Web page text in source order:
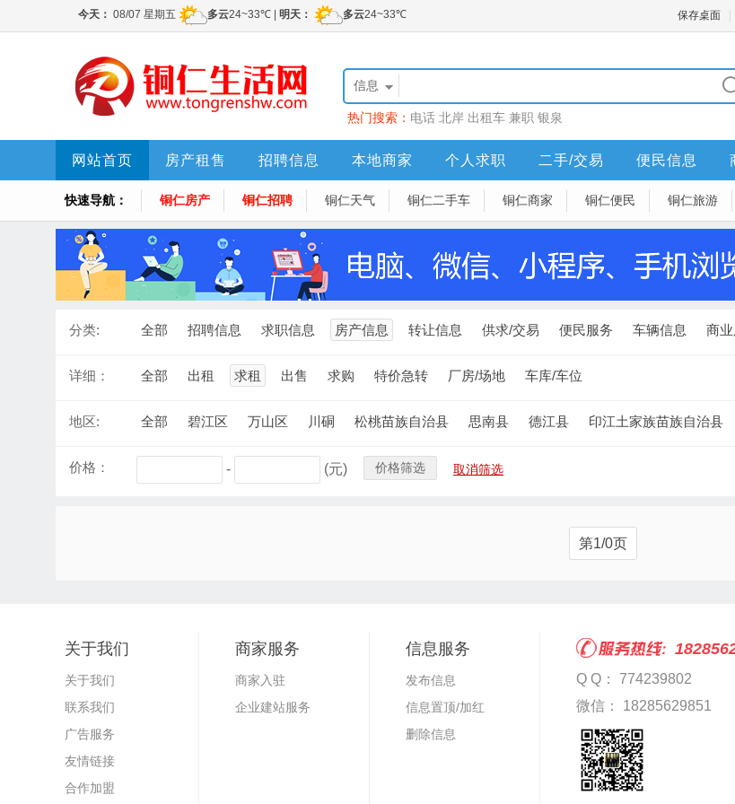
保存桌面
信息
热门搜索： 电话 北岸 出租车 兼职 银泉
网站首页 房产租售 招聘信息 本地商家 个人求职 二手/交易 便民信息
快速导航： 铜仁房产 铜仁招聘 铜仁天气 铜仁二手车 铜仁商家 铜仁便民 铜仁旅游
分类: 全部 招聘信息 求职信息 房产信息 转让信息 供求/交易 便民服务 车辆信息 商
详细： 全部 出租 求租 出售 求购 特价急转 厂房/场地 车库/车位
地区: 全部 碧江区 万山区 川硐 松桃苗族自治县 思南县 德江县 印江土家族苗族自治县
价格： - (元) 价格筛选 取消筛选
第1/0页
关于我们
关于我们
联系我们
广告服务
友情链接
合作加盟
商家服务
商家入驻
企业建站服务
信息服务
发布信息
信息置顶/加红
删除信息
Q Q： 774239802
微信： 18285629851